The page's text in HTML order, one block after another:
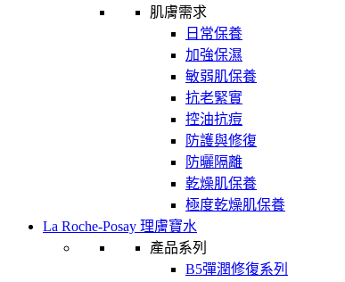
肌膚需求
日常保養
加強保濕
敏弱肌保養
抗老緊實
控油抗痘
防護與修復
防曬隔離
乾燥肌保養
極度乾燥肌保養
La Roche-Posay 理膚寶水
產品系列
B5彈潤修復系列